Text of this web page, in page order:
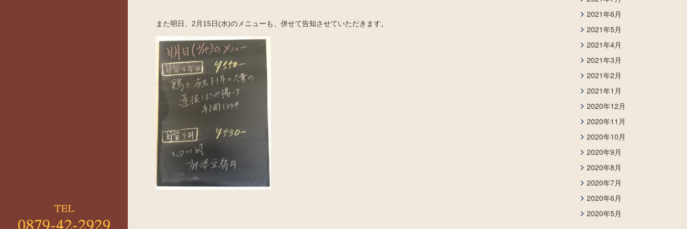
また明日、2月15日(水)のメニューも、併せて告知させていただきます。
2021年6月
2021年5月
2021年4月
2021年3月
2021年2月
2021年1月
2020年12月
2020年11月
2020年10月
2020年9月
2020年8月
2020年7月
2020年6月
2020年5月